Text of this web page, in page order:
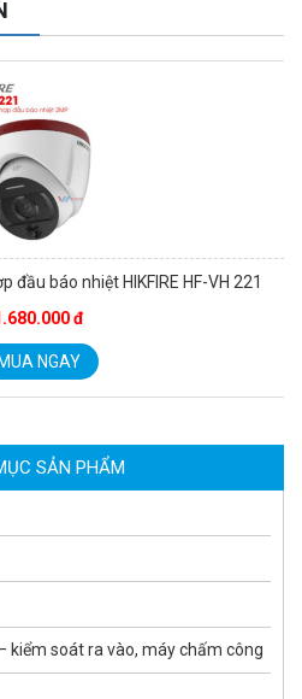
báo nhiệt HIKFIRE HF-VH 221
đ
MUA NGAY
SẢN PHẨM
kiểm soát ra vào, máy chấm công
nhiệt 2MP Hikfire HF-VH 221